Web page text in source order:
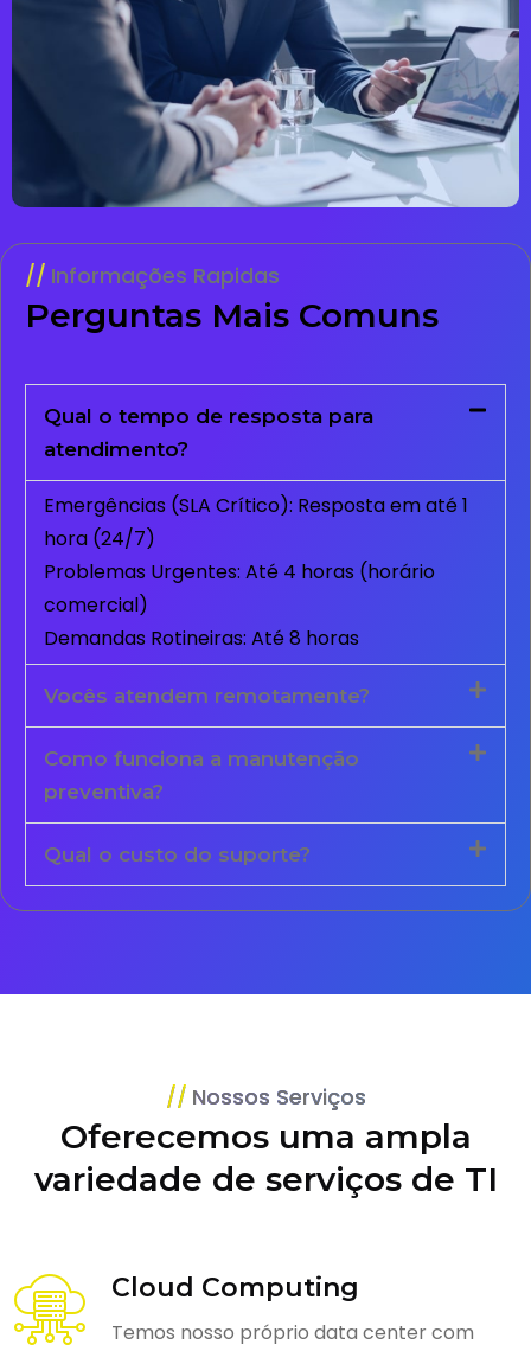
Informações Rapidas
Perguntas Mais Comuns
Qual o tempo de resposta para
atendimento?
Emergências (SLA Crítico): Resposta em até 1
hora (24/7)
Problemas Urgentes: Até 4 horas (horário
comercial)
Demandas Rotineiras: Até 8 horas
Vocês atendem remotamente?
Como funciona a manutenção
preventiva?
Qual o custo do suporte?
Nossos Serviços
Oferecemos uma ampla
variedade de serviços de TI
Cloud Computing
Temos nosso próprio data center com